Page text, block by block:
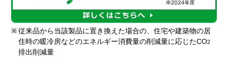
※ 従来品から当該製品に置き換えた場合の、住宅や建築物の居
住時の暖冷房などのエネルギー消費量の削減量に応じたCO2
排出削減量